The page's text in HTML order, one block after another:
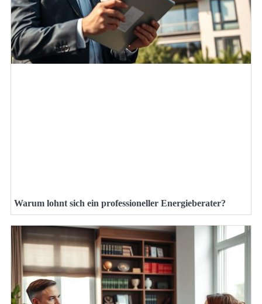
Warum lohnt sich ein professioneller Energieberater?